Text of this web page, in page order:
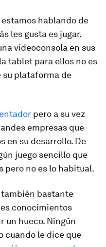
hablando de
les gusta es jugar.
videoconsola en sus
tablet para ellos no es
su plataforma de
pero a su vez
empresas que
en su desarrollo. De
juego sencillo que
pero no es lo habitual.
también bastante
conocimientos
un hueco. Ningún
cuando le dice que